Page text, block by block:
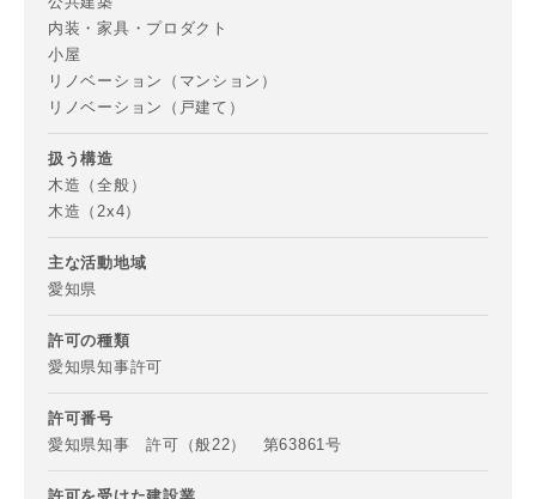
内装・家具・プロダクト
小屋
リノベーション（マンション）
リノベーション（戸建て）
扱う構造
木造（全般）
木造（2x4）
主な活動地域
愛知県
許可の種類
愛知県知事許可
許可番号
愛知県知事 許可（般22） 第63861号